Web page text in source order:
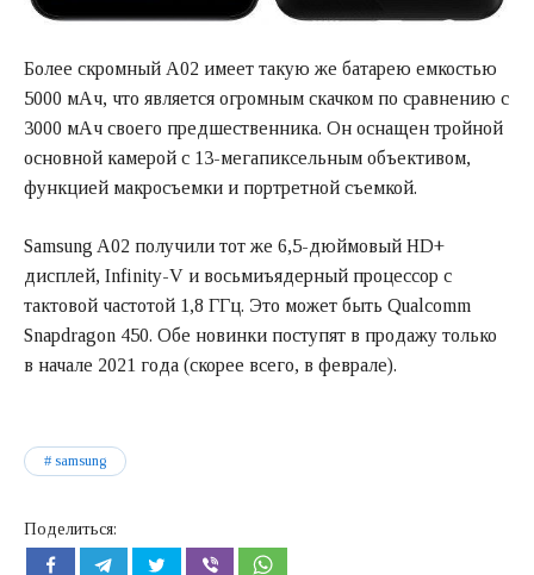
Более скромный A02 имеет такую же батарею емкостью
5000 мАч, что является огромным скачком по сравнению с
3000 мАч своего предшественника. Он оснащен тройной
основной камерой с 13-мегапиксельным объективом,
функцией макросъемки и портретной съемкой.
Samsung A02 получили тот же 6,5-дюймовый HD+
дисплей, Infinity-V и восьмиъядерный процессор с
тактовой частотой 1,8 ГГц. Это может быть Qualcomm
Snapdragon 450. Обе новинки поступят в продажу только
в начале 2021 года (скорее всего, в феврале).
samsung
Поделиться: